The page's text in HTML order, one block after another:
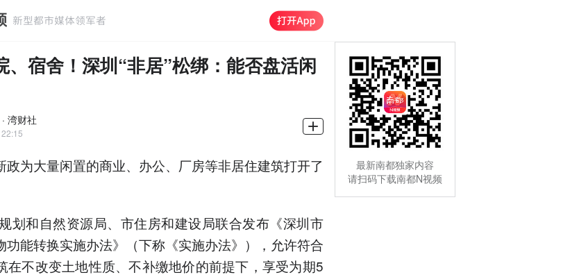
、宿舍！深圳“非居”松绑：能否盘活闲
湾财社
政为大量闲置的商业、办公、厂房等非居住建筑打开了
划和自然资源局、市住房和建设局联合发布《深圳市
功能转换实施办法》（下称《实施办法》），允许符合
在不改变土地性质、不补缴地价的前提下，享受为期5
最新南都独家内容
请扫码下载南都N视频